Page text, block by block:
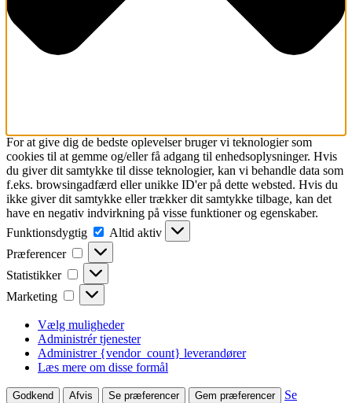
For at give dig de bedste oplevelser bruger vi teknologier som
cookies til at gemme og/eller få adgang til enhedsoplysninger. Hvis
du giver dit samtykke til disse teknologier, kan vi behandle data som
f.eks. browsingadfærd eller unikke ID'er på dette websted. Hvis du
ikke giver dit samtykke eller trækker dit samtykke tilbage, kan det
have en negativ indvirkning på visse funktioner og egenskaber.
Funktionsdygtig
Funktionsdygtig
Altid aktiv
Præferencer
Præferencer
Statistikker Statistikker
Marketing Marketing
Vælg muligheder
Administrér tjenester
Administrer {vendor_count} leverandører
Læs mere om disse formål
Godkend Afvis Se præferencer Gem præferencer
Se